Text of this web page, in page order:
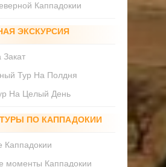
Каппадокии
ЭКСКУРСИЯ
Тур На Полдня
На Целый День
ПО КАППАДОКИИ
Каппадокии
моменты Каппадокии